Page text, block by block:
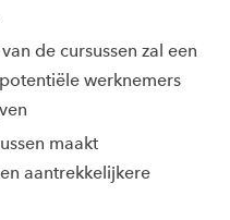
de cursussen zal een
werknemers
maakt
aantrekkelijkere